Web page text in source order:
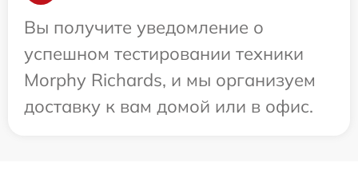
Вы получите уведомление о
успешном тестировании техники
Morphy Richards, и мы организуем
доставку к вам домой или в офис.